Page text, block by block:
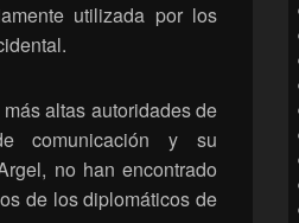
utilizada por los
altas autoridades de
comunicación y su
no han encontrado
de los diplomáticos de